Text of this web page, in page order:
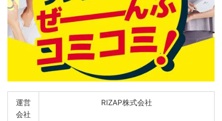
運営
会社
RIZAP株式会社